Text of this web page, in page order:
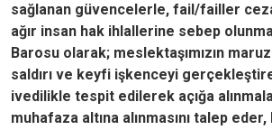
sağlanan güvencelerle, fail/failler
ağır insan hak ihlallerine sebep
Barosu olarak; meslektaşımızın maruz
saldırı ve keyfi işkenceyi
ivedilikle tespit edilerek açığa
muhafaza altına alınmasını talep